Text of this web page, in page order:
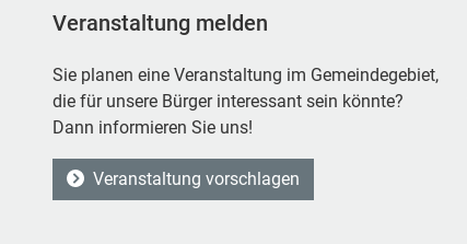
Veranstaltung melden
Sie planen eine Veranstaltung im Gemeindegebiet,
die für unsere Bürger interessant sein könnte?
Dann informieren Sie uns!
Veranstaltung vorschlagen